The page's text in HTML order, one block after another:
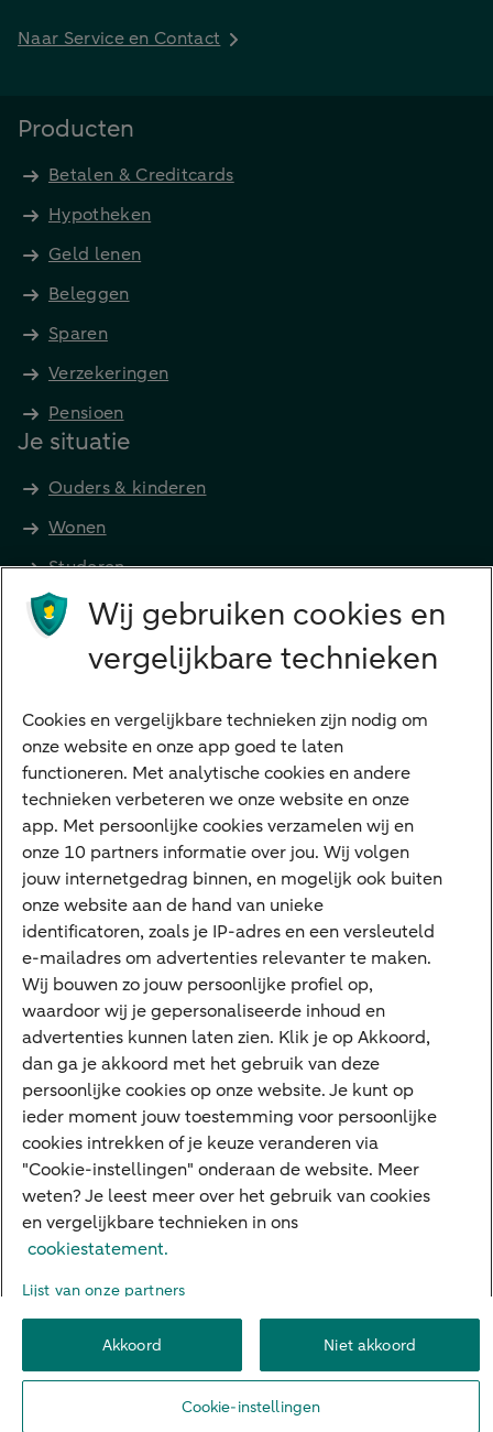
Naar Service en Contact
Producten
Betalen & Creditcards
Hypotheken
Geld lenen
Beleggen
Sparen
Verzekeringen
Pensioen
Je situatie
Ouders & kinderen
Wonen
Studeren
Preferred Banking
Digitale diensten
Internet Bankieren
ABN AMRO app
Tikkie
Apple Pay
Google Pay
Veilig bankieren
Meest gezocht
Hypotheek berekenen
E.dentifier
Jaaroverzicht
Rood staan
Over ABN AMRO
Werken bij ABN AMRO
DuurzaamheidVeiligheidPrivacy DisclaimerCookie-instellingen
© 2026 ABN AMRO
Wij gebruiken cookies en
vergelijkbare technieken
Cookies en vergelijkbare technieken zijn nodig om
onze website en onze app goed te laten
functioneren. Met analytische cookies en andere
technieken verbeteren we onze website en onze
app. Met persoonlijke cookies verzamelen wij en
onze 10 partners informatie over jou. Wij volgen
jouw internetgedrag binnen, en mogelijk ook buiten
onze website aan de hand van unieke
identificatoren, zoals je IP-adres en een versleuteld
e-mailadres om advertenties relevanter te maken.
Wij bouwen zo jouw persoonlijke profiel op,
waardoor wij je gepersonaliseerde inhoud en
advertenties kunnen laten zien. Klik je op Akkoord,
dan ga je akkoord met het gebruik van deze
persoonlijke cookies op onze website. Je kunt op
ieder moment jouw toestemming voor persoonlijke
cookies intrekken of je keuze veranderen via
"Cookie-instellingen" onderaan de website. Meer
weten? Je leest meer over het gebruik van cookies
en vergelijkbare technieken in ons
cookiestatement.
Lijst van onze partners
Akkoord Niet akkoord
Cookie-instellingen